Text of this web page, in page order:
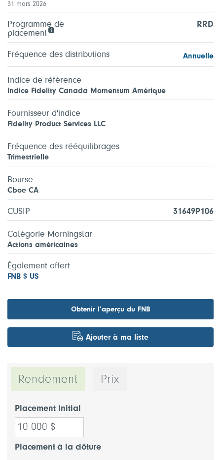
31 mars 2026
Programme de
placement
RRD
Fréquence des distributions Annuelle
Indice de référence
Indice Fidelity Canada Momentum Amérique
Fournisseur d'indice
Fidelity Product Services LLC
Fréquence des rééquilibrages
Trimestrielle
Bourse
Cboe CA
CUSIP 31649P106
Catégorie Morningstar
Actions américaines
Également offert
FNB $ US
Obtenir l’aperçu du FNB
Ajouter à ma liste
Rendement Prix
Placement initial
Placement à la clôture